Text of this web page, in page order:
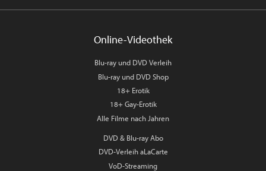
Online-Videothek
Blu-ray und DVD Verleih
Blu-ray und DVD Shop
18+ Erotik
18+ Gay-Erotik
Alle Filme nach Jahren
DVD & Blu-ray Abo
DVD-Verleih aLaCarte
VoD-Streaming